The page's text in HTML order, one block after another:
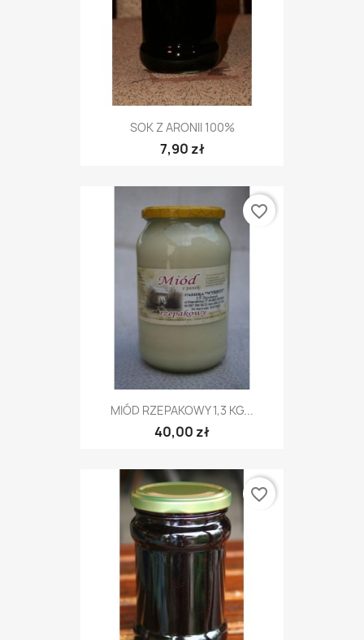
SOK Z ARONII 100%
7,90 zł
MIÓD RZEPAKOWY 1,3 KG...
40,00 zł
favorite_border
favorite_border